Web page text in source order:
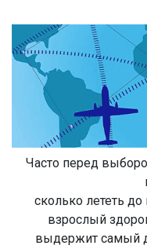
Часто перед
сколько лететь до
взрослый
выдержит самый